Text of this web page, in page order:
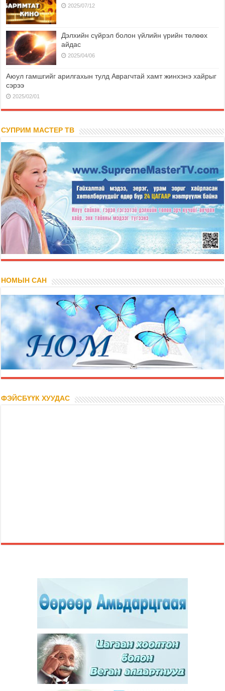
2025/07/12
Дэлхийн сүйрэл болон үйлийн үрийн төлөөх
айдас
2025/04/06
Аюул гамшгийг арилгахын тулд Аврагчтай хамт жинхэнэ хайрыг
сэрээ
2025/02/01
СУПРИМ МАСТЕР ТВ
НОМЫН САН
ФЭЙСБҮҮК ХУУДАС